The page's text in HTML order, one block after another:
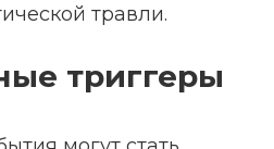
травли.
триггеры